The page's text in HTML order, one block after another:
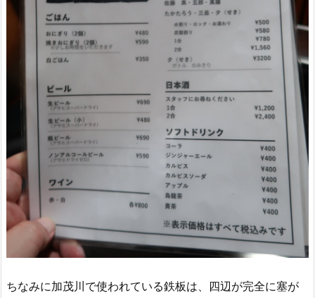
ちなみに加茂川で使われている鉄板は、四辺が完全に塞が